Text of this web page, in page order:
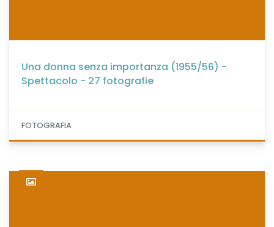
Una donna senza importanza (1955/56) -
Spettacolo - 27 fotografie
FOTOGRAFIA